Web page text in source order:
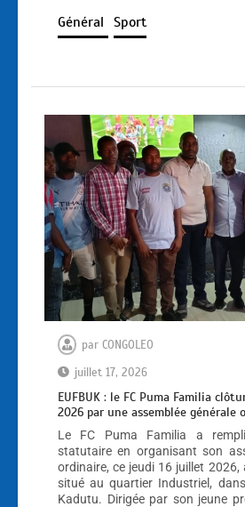
Général Sport
par CONGOLEO
juillet 17, 2026
EUFBUK : le FC Puma Familia
2026 par une assemblée générale
Le FC Puma Familia a
statutaire en organisant son
ordinaire, ce jeudi 16 juillet 2026,
situé au quartier Industriel,
Kadutu. Dirigée par son jeune